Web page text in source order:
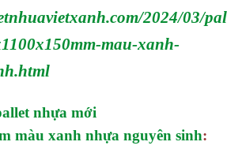
2024/03/
mau-xanh-
nhựa mới
màu xanh nhựa nguyên sinh: